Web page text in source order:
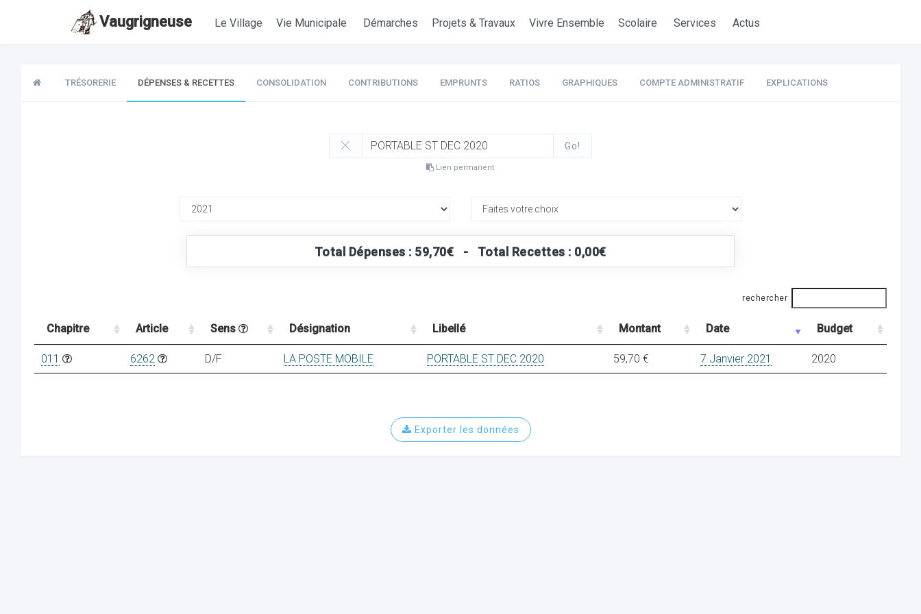
Vaugrigneuse Le Village Vie Municipale Démarches Projets & Travaux Vivre Ensemble Scolaire Services Actus
TRÉSORERIE DÉPENSES & RECETTES CONSOLIDATION CONTRIBUTIONS EMPRUNTS RATIOS GRAPHIQUES COMPTE ADMINISTRATIF EXPLICATIONS
Go!
Lien permanent
Total Dépenses : 59,70€ - Total Recettes : 0,00€
rechercher
Chapitre Article Sens Désignation Libellé Montant Date Budget
011 6262 D/F LA POSTE MOBILE PORTABLE ST DEC 2020 59,70 € 7 Janvier 2021 2020
Exporter les données